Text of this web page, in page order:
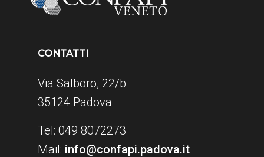
CONTATTI
Via Salboro, 22/b
35124 Padova
Tel: 049 8072273
Mail: info@confapi.padova.it